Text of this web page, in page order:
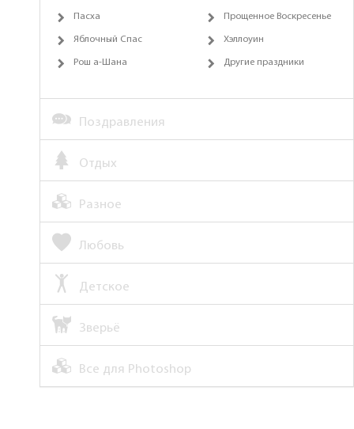
Пасха Прощенное Воскресенье
Яблочный Спас Хэллоуин
Рош а-Шана Другие праздники
Поздравления
Отдых
Разное
Любовь
Детское
Зверьё
Все для Photoshop